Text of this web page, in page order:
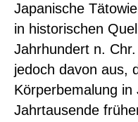
Japanische
in historischen
Jahrhundert n.
jedoch davon aus,
Körperbemalung
Jahrtausende